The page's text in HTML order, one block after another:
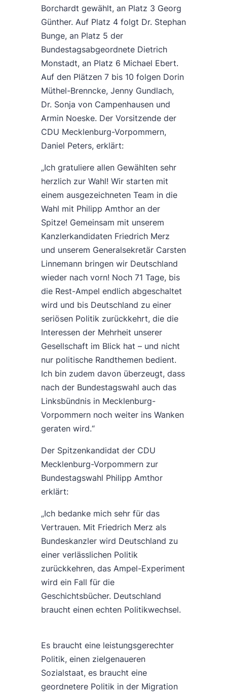
Borchardt gewählt, an Platz 3 Georg
Günther. Auf Platz 4 folgt Dr. Stephan
Bunge, an Platz 5 der
Bundestagsabgeordnete Dietrich
Monstadt, an Platz 6 Michael Ebert.
Auf den Plätzen 7 bis 10 folgen Dorin
Müthel-Brenncke, Jenny Gundlach,
Dr. Sonja von Campenhausen und
Armin Noeske. Der Vorsitzende der
CDU Mecklenburg-Vorpommern,
Daniel Peters, erklärt:
„Ich gratuliere allen Gewählten sehr
herzlich zur Wahl! Wir starten mit
einem ausgezeichneten Team in die
Wahl mit Philipp Amthor an der
Spitze! Gemeinsam mit unserem
Kanzlerkandidaten Friedrich Merz
und unserem Generalsekretär Carsten
Linnemann bringen wir Deutschland
wieder nach vorn! Noch 71 Tage, bis
die Rest-Ampel endlich abgeschaltet
wird und bis Deutschland zu einer
seriösen Politik zurückkehrt, die die
Interessen der Mehrheit unserer
Gesellschaft im Blick hat – und nicht
nur politische Randthemen bedient.
Ich bin zudem davon überzeugt, dass
nach der Bundestagswahl auch das
Linksbündnis in Mecklenburg-
Vorpommern noch weiter ins Wanken
geraten wird.“
Der Spitzenkandidat der CDU
Mecklenburg-Vorpommern zur
Bundestagswahl Philipp Amthor
erklärt:
„Ich bedanke mich sehr für das
Vertrauen. Mit Friedrich Merz als
Bundeskanzler wird Deutschland zu
einer verlässlichen Politik
zurückkehren, das Ampel-Experiment
wird ein Fall für die
Geschichtsbücher. Deutschland
braucht einen echten Politikwechsel.
Es braucht eine leistungsgerechter
Politik, einen zielgenaueren
Sozialstaat, es braucht eine
geordnetere Politik in der Migration